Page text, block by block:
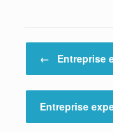
← Entreprise
Entreprise